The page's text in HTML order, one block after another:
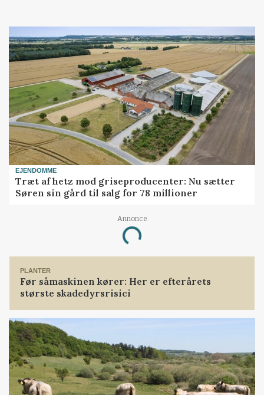
EJENDOMME
Træt af hetz mod griseproducenter: Nu sætter
Søren sin gård til salg for 78 millioner
Annonce
Loading...
PLANTER
Før såmaskinen kører: Her er efterårets
største skadedyrsrisici